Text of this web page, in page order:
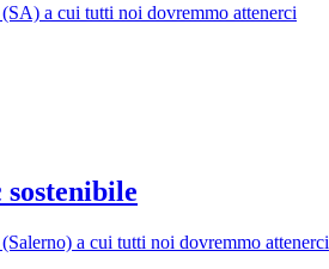
a cui tutti noi dovremmo attenerci
a cui tutti noi dovremmo attenerci